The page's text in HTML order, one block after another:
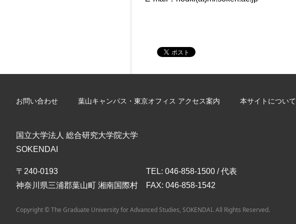
お問い合わせ 葉山キャンパス・東京オフィス アクセス案内 本サイトについて
国立大学法人 総合研究大学院大学
SOKENDAI
〒240-0193
神奈川県三浦郡葉山町 湘南国際村
TEL: 046-858-1500 / 代表
FAX: 046-858-1542
Copyright © The Graduate University for Advanced Studies, SOKENDAI. All Rights Reserved.